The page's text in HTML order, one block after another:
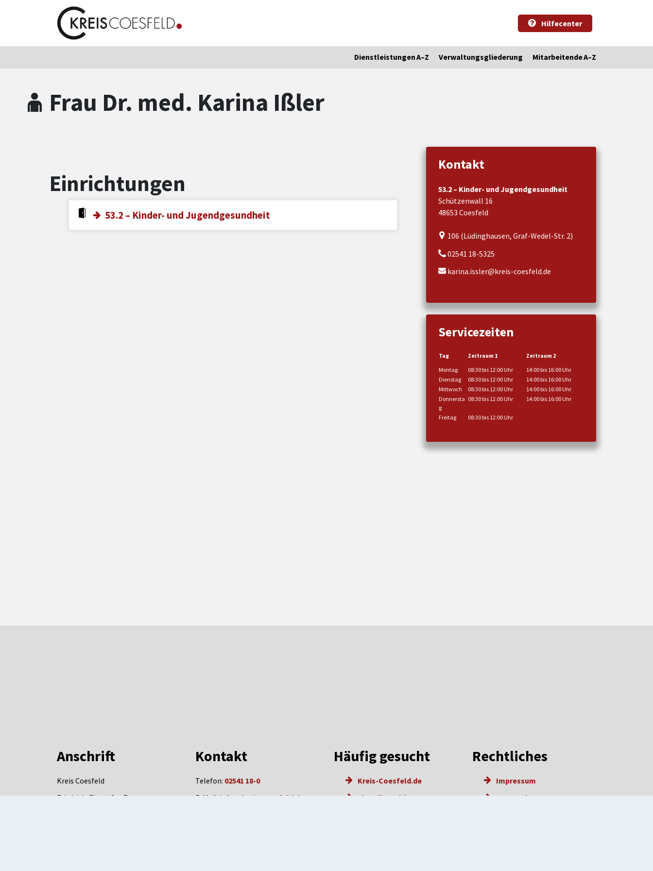
Zum Header
Zum Hauptinhalt
Zum Footer
Zum Hauptinhalt springen
Hilfecenter
Dienstleistungen A–Z Verwaltungsgliederung Mitarbeitende A–Z
Frau Dr. med. Karina Ißler
Einrichtungen
53.2 – Kinder- und Jugendgesundheit
Kontakt
53.2 – Kinder- und Jugendgesundheit
Schützenwall 16
48653 Coesfeld
106 (Lüdinghausen, Graf-Wedel-Str. 2)
02541 18-5325
karina.issler@kreis-coesfeld.de
Servicezeiten
Tag Zeitraum 1
Zeitraum 2
Montag
08:30 bis 12:00 Uhr
14:00 bis 16:00 Uhr
Dienstag
08:30 bis 12:00 Uhr
14:00 bis 16:00 Uhr
Mittwoch
08:30 bis 12:00 Uhr
14:00 bis 16:00 Uhr
Donnersta
g
08:30 bis 12:00 Uhr 14:00 bis 16:00 Uhr
Freitag 08:30 bis 12:00 Uhr
Anschrift
Kreis Coesfeld
Friedrich-Ebert-Str. 7
Kontakt
Telefon: 02541 18-0
E-Mail:info@kreis-coesfeld.de
Häufig gesucht
Kreis-Coesfeld.de
Aktuelle Meldungen
Rechtliches
Impressum
Datenschutz